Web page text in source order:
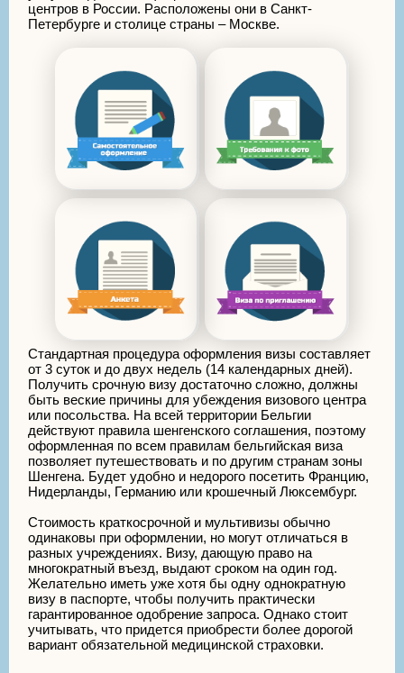
центров в России. Расположены они в Санкт-
Петербурге и столице страны – Москве.
Стандартная процедура оформления визы составляет
от 3 суток и до двух недель (14 календарных дней).
Получить срочную визу достаточно сложно, должны
быть веские причины для убеждения визового центра
или посольства. На всей территории Бельгии
действуют правила шенгенского соглашения, поэтому
оформленная по всем правилам бельгийская виза
позволяет путешествовать и по другим странам зоны
Шенгена. Будет удобно и недорого посетить Францию,
Нидерланды, Германию или крошечный Люксембург.
Стоимость краткосрочной и мультивизы обычно
одинаковы при оформлении, но могут отличаться в
разных учреждениях. Визу, дающую право на
многократный въезд, выдают сроком на один год.
Желательно иметь уже хотя бы одну однократную
визу в паспорте, чтобы получить практически
гарантированное одобрение запроса. Однако стоит
учитывать, что придется приобрести более дорогой
вариант обязательной медицинской страховки.